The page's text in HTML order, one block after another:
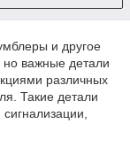
и другое
важные детали
различных
Такие детали
вентиляции,